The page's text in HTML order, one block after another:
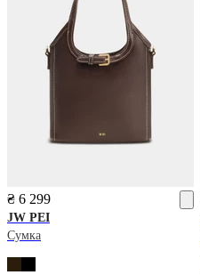
₴ 6 299
JW PEI
Сумка